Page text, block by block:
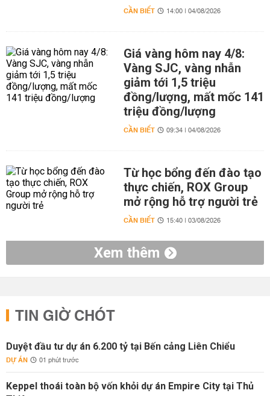
CẦN BIẾT 14:00 | 04/08/2026
Giá vàng hôm nay 4/8:
Vàng SJC, vàng nhẫn
giảm tới 1,5 triệu
đồng/lượng, mất mốc 141
triệu đồng/lượng
CẦN BIẾT 09:34 | 04/08/2026
Từ học bổng đến đào tạo
thực chiến, ROX Group
mở rộng hỗ trợ người trẻ
CẦN BIẾT 15:40 | 03/08/2026
Xem thêm
TIN GIỜ CHÓT
Duyệt đầu tư dự án 6.200 tỷ tại Bến cảng Liên Chiểu
DỰ ÁN 01 phút trước
Keppel thoái toàn bộ vốn khỏi dự án Empire City tại Thủ